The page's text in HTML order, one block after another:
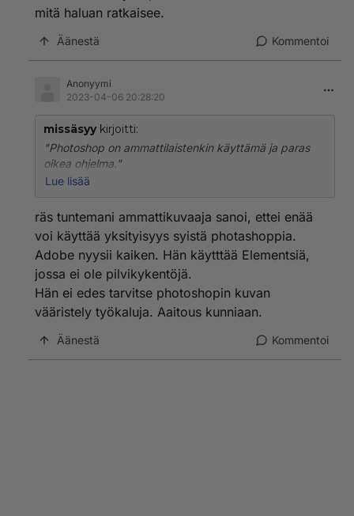
mitä haluan ratkaisee.
Äänestä Kommentoi
Anonyymi
2023-04-06 20:28:20
missäsyykirjoitti:
"Photoshop on ammattilaistenkin käyttämä ja paras
oikea ohjelma."
Onkin mielenkiintoinen seikka, ettei näitä "messias"
saa linuxeille. Mikä mahtaa olla syy?
Lue lisää
räs tuntemani ammattikuvaaja sanoi, ettei enää
voi käyttää yksityisyys syistä photashoppia.
Adobe nyysii kaiken. Hän käytttää Elementsiä,
jossa ei ole pilvikykentöjä.
Hän ei edes tarvitse photoshopin kuvan
vääristely työkaluja. Aaitous kunniaan.
Äänestä Kommentoi